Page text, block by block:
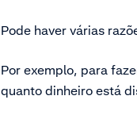
Pode haver várias
Por exemplo, para
quanto dinheiro está